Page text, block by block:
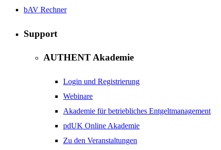
bAV Rechner
Support
AUTHENT Akademie
Login und Registrierung
Webinare
Akademie für betriebliches Entgeltmanagement
pdUK Online Akademie
Zu den Veranstaltungen